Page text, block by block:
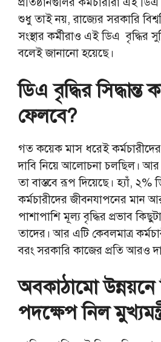
শুধু তাই নয়, রাজ্যের সরকারি
সংস্থার কর্মীরাও এই ডিএ বৃদ্ধির
বলেই জানানো হয়েছে।
ডিএ বৃদ্ধির সিদ্ধান্ত
ফেলবে?
গত কয়েক মাস ধরেই কর্মচারীদের
দাবি নিয়ে আলোচনা চলছিল।
তা বাস্তবে রূপ দিয়েছে। হ্যাঁ, ২%
কর্মচারীদের জীবনযাপনের মান
পাশাপাশি মূল্য বৃদ্ধির প্রভাব
তাদের। আর এটি কেবলমাত্র
বরং সরকারি কাজের প্রতি আরও
অবকাঠামো উন্নয়নে
পদক্ষেপ নিল